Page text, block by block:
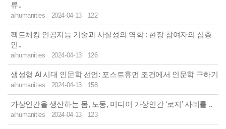
류..
aihumanities 2024-04-13 122
팩트체킹 인공지능 기술과 사실성의 역학 : 현장 참여자의 심층
인..
aihumanities 2024-04-13 126
생성형 AI 시대 인문학 선언: 포스트휴먼 조건에서 인문학 구하기
aihumanities 2024-04-13 158
가상인간을 생산하는 몸, 노동, 미디어 가상인간 ‘로지’ 사례를 ..
aihumanities 2024-04-13 123